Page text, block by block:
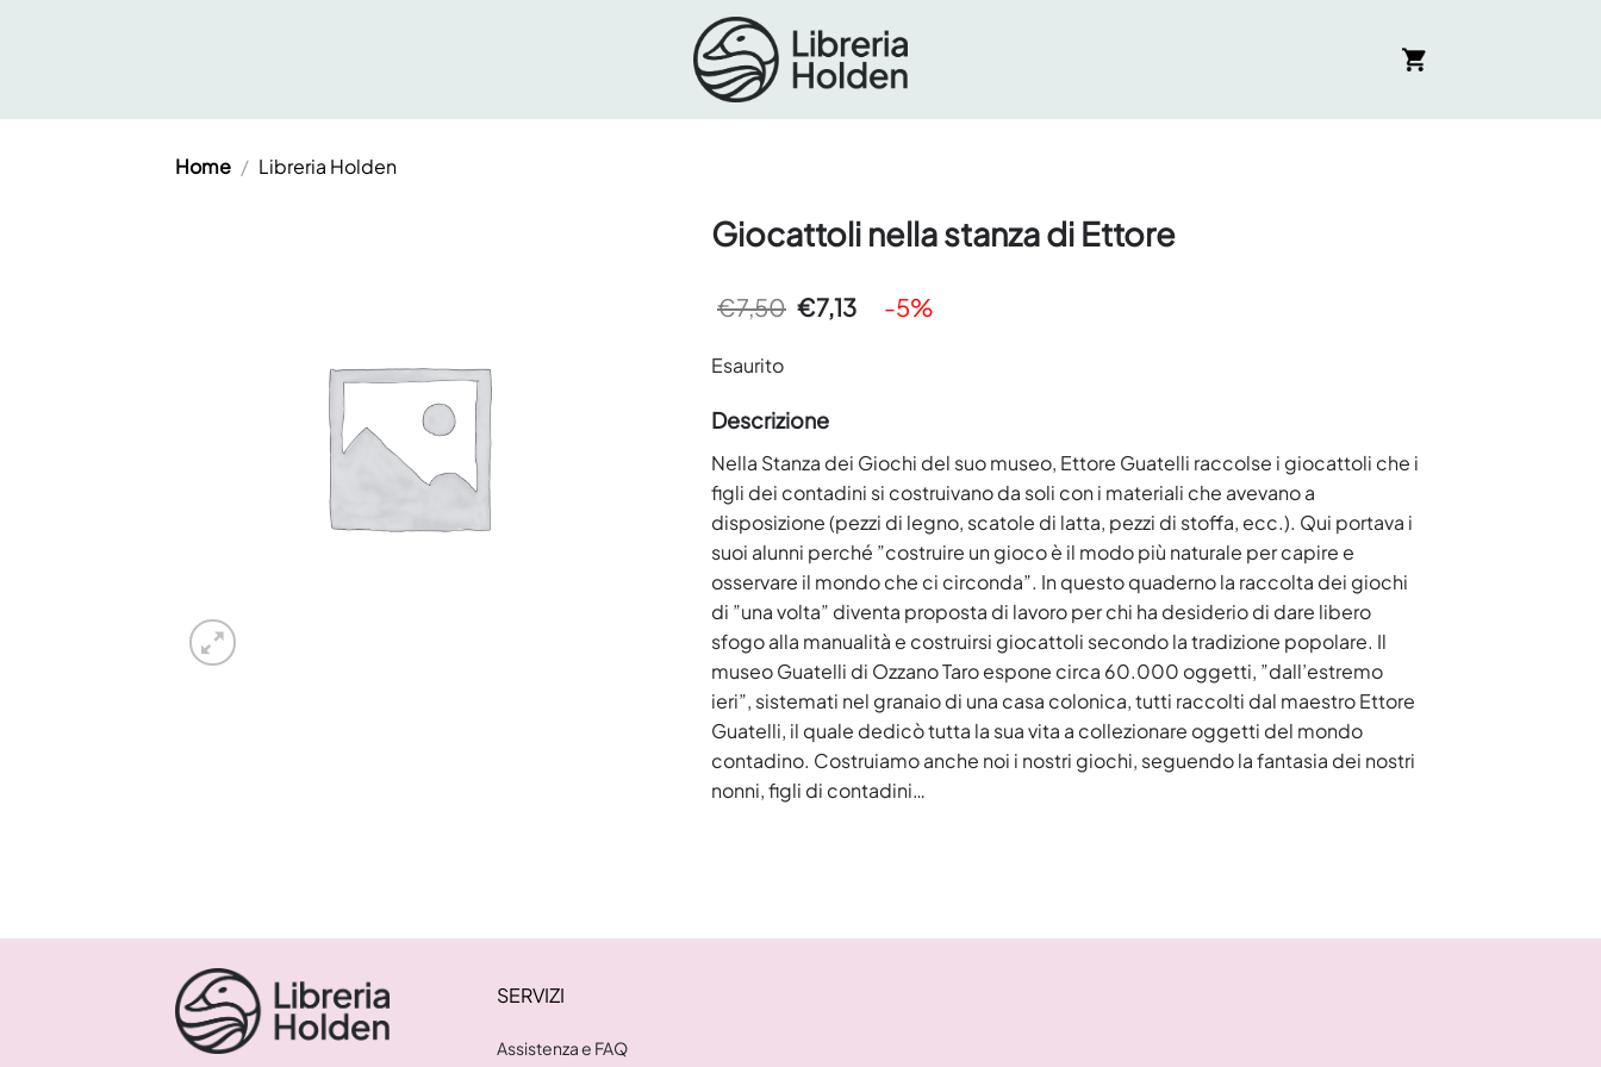
Home / Libreria Holden
Giocattoli nella stanza di Ettore
€7,50 Il
prezzo
€7,13Il
prezzo
-5%
Esaurito
Descrizione
Nella Stanza dei Giochi del suo museo, Ettore Guatelli raccolse i giocattoli che i
figli dei contadini si costruivano da soli con i materiali che avevano a
disposizione (pezzi di legno, scatole di latta, pezzi di stoffa, ecc.). Qui portava i
suoi alunni perché ”costruire un gioco è il modo più naturale per capire e
osservare il mondo che ci circonda”. In questo quaderno la raccolta dei giochi
di ”una volta” diventa proposta di lavoro per chi ha desiderio di dare libero
sfogo alla manualità e costruirsi giocattoli secondo la tradizione popolare. Il
museo Guatelli di Ozzano Taro espone circa 60.000 oggetti, ”dall’estremo
ieri”, sistemati nel granaio di una casa colonica, tutti raccolti dal maestro Ettore
Guatelli, il quale dedicò tutta la sua vita a collezionare oggetti del mondo
contadino. Costruiamo anche noi i nostri giochi, seguendo la fantasia dei nostri
nonni, figli di contadini…
SERVIZI
Assistenza e FAQ